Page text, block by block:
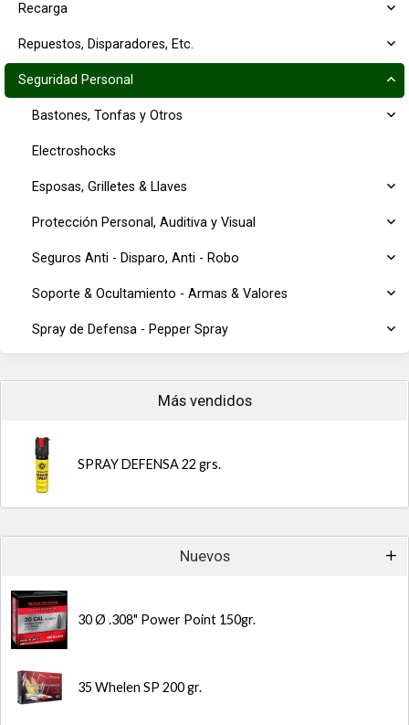
Recarga
Repuestos, Disparadores, Etc.
Seguridad Personal
Bastones, Tonfas y Otros
Electroshocks
Esposas, Grilletes & Llaves
Protección Personal, Auditiva y Visual
Seguros Anti - Disparo, Anti - Robo
Soporte & Ocultamiento - Armas & Valores
Spray de Defensa - Pepper Spray
Más vendidos
SPRAY DEFENSA 22 grs.
Nuevos
30 Ø .308" Power Point 150gr.
35 Whelen SP 200 gr.